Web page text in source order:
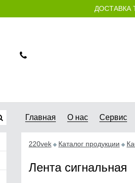
ДОСТАВКА
Главная О нас Сервис
220vek Каталог продукции
Лента сигнальная